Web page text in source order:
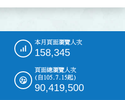
本月頁面瀏覽人次
158,345
頁面總瀏覽人次
(自105.7.15起)
90,419,500